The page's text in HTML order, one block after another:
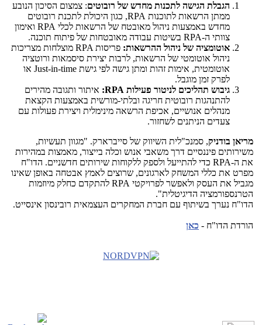
הגבלת הגישה לתכנות מחדש של רובוטים: צמצום הסיכון הנובע
ממתן הרשאות לתוכנות RPA, כגון היכולת לתכנת רובוטים
מחדש באמצעות ניהול מאובטח של הרשאות לכלי RPA ואימון
צוותי ה-RPA בשיטות עבודה מאובטחות של פיתוח תוכנה.
אוטומציה של ניהול ההרשאות: פריסות RPA מוצלחות מצריכות
ניהול אוטומטי של הרשאות, לרבות יצירת סיסמאות ורוטציה
אוטומטית, אימות זהות ומתן גישה לפי גישת Just-in-time או
לפרק זמן מוגבל.
גיבוש תהליכים לניטור פעילות RPA
: איתור ותגובה מהירים
להתנהגות רובוטית חריגה ובלתי-מורשית באמצעות הקצאת
מנהלים אנושיים, אכיפת הרשאה מינימלית ויצירת פעולות עם
צעדים הניתנים לשחזור.
מריאן בודניק, סמנכ"לית השיווק של סייברארק. "מגוון תעשיות,
משירותים פיננסיים דרך משאבי אנוש וכלה בייצור, מאמצות במהירות
את ה-RPA כדי להתייעל ולספק ללקוחות שירותים חדשניים. הדו"ח
מפרט את כללי המשחק לארגונים, שרוצים לאמץ אבטחה באופן שאינו
מגביל את העסק ולאפשר לפרויקטי RPA להתקדם כחלק מיוזמות
הטרנספורמציה הדיגיטלית".
הדו"ח נערך בשיתוף עם חברת המחקרים העצמאית רובינסון אינסייט.
הורדת הדו"ח - כאן